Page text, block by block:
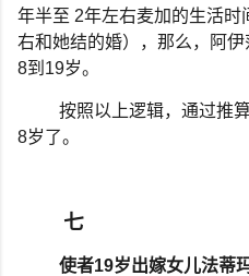
年半至 2年左右麦加的生活时
右和她结的婚），那么，阿
8到 19岁。
按照以上逻辑，通过推
8岁了。
七
使者19岁出嫁女儿法蒂